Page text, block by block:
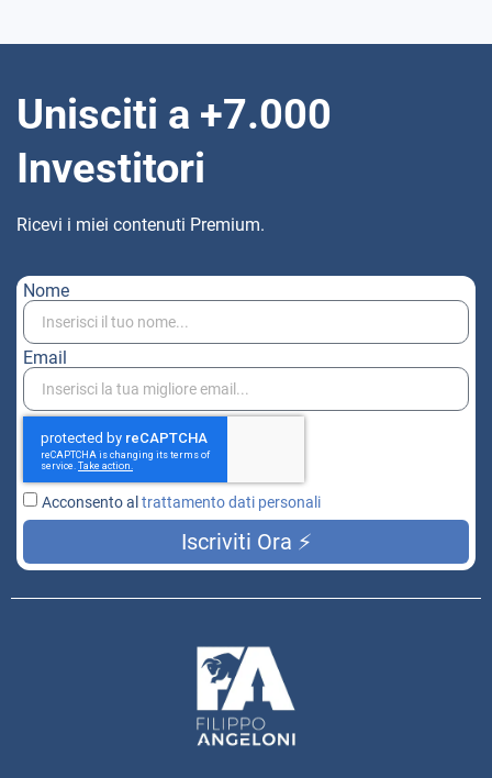
Unisciti a +7.000
Investitori
Ricevi i miei contenuti Premium.
Nome
Email
Acconsento al trattamento dati personali
Iscriviti Ora ⚡